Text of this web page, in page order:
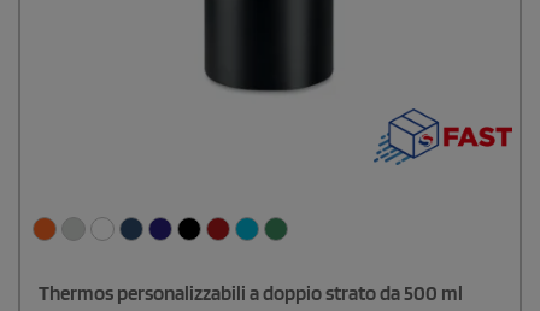
Thermos personalizzabili a doppio strato da 500 ml